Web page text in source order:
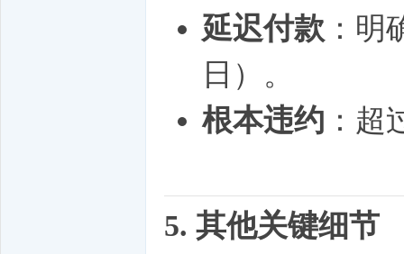
延迟付款 ：
日）。
根本违约 ：
5. 其他关键细节